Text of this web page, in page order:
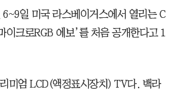
일 미국 라스베이거스에서 열리는 C
이크로RGB 에보’를 처음 공개한다고 1
미엄 LCD(액정표시장치) TV다. 백라